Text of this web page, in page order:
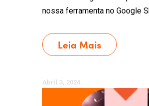
nossa ferramenta no Google
Leia Mais
Abril 3, 2024